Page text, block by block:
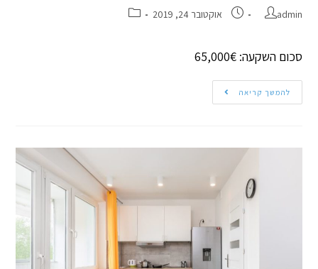
admin אוקטובר 24, 2019
סכום השקעה: 65,000€
להמשך קריאה